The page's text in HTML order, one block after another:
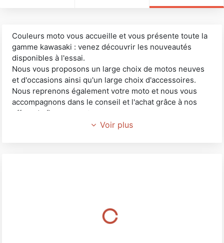
Couleurs moto vous accueille et vous présente toute la
gamme kawasaki : venez découvrir les nouveautés
disponibles à l'essai.
Nous vous proposons un large choix de motos neuves
et d'occasions ainsi qu'un large choix d'accessoires.
Nous reprenons également votre moto et nous vous
accompagnons dans le conseil et l'achat grâce à nos
offres de financement.
Notre atelier technique assure l'entretien et la
Voir plus